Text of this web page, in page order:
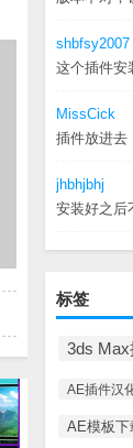
shbfsy2007
这个插件安
MissCick
插件放进去
jhbhjbhj
安装好之后
标签
3ds
AE插件汉
AE模板下